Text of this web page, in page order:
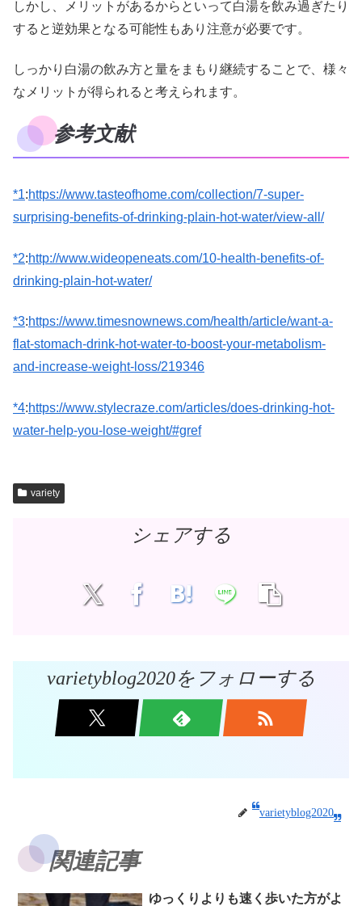
しかし、メリットがあるからといって白湯を飲み過ぎたり
すると逆効果となる可能性もあり注意が必要です。
しっかり白湯の飲み方と量をまもり継続することで、様々
なメリットが得られると考えられます。
参考文献
*1:https://www.tasteofhome.com/collection/7-super-
surprising-benefits-of-drinking-plain-hot-water/view-all/
*2:http://www.wideopeneats.com/10-health-benefits-of-
drinking-plain-hot-water/
*3:https://www.timesnownews.com/health/article/want-a-
flat-stomach-drink-hot-water-to-boost-your-metabolism-
and-increase-weight-loss/219346
*4:https://www.stylecraze.com/articles/does-drinking-hot-
water-help-you-lose-weight/#gref
variety
シェアする
varietyblog2020をフォローする
varietyblog2020
関連記事
ゆっくりよりも速く歩いた方がよ